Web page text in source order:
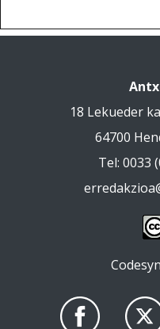
18 Lekueder
64700
Tel: 0033